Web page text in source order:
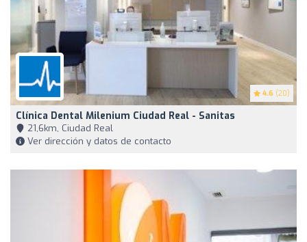
4.6 (20)
Clínica Dental Milenium Ciudad Real - Sanitas
21,6km, Ciudad Real
Ver dirección y datos de contacto